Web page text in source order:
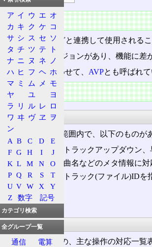
概要
A2DP やVDPなどと連携して使用されるこ
いくつかのバージョンがあり、機能に差
A2DPと組み合わせて、 AVPとも呼ばれて
特徴
バージョン
確認されている範囲内で、以下のものが
AVRCP 1.0 ‐ トラックアップダウン
AVRCP 1.3 ‐ 曲名などのメタ情報に対
AVRCP 1.4 ‐ トラック(ファイル)ID
AVRCP 1.5
AVRCP 1.6
機能差
各プロファイルの、主な操作の対応一
ア イ ウ エ オ
カ キ ク ケ コ
サ シ ス セ ソ
タ チ ツ テ
ト
ナ ニ ヌ ネ
ノ
ハ ヒ フ ヘ ホ
マ ミ ム メ
モ
ヤ
ユ
ヨ
ラ
リ ル レ ロ
ワ ヰ ヴ ヱ
ヲ
ン
A B C D
E
F G H I
J
K L M N
O
P Q R S
T
U V W X
Y
Z
数字 記号
カテゴリ検索
全グループ一覧
通信
電算